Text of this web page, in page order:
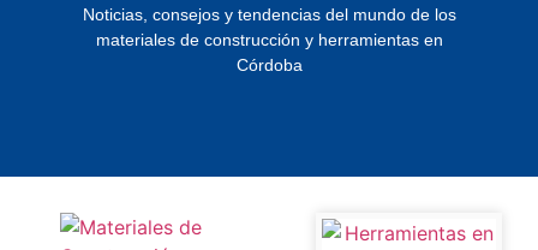
Noticias, consejos y tendencias del mundo de los
materiales de construcción y herramientas en
Córdoba